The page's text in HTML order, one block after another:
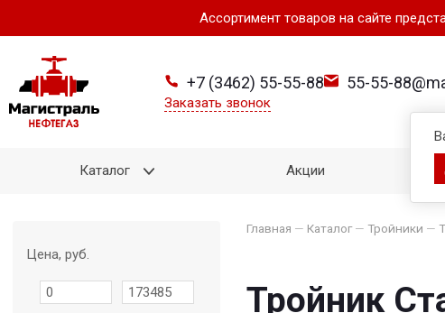
Ассортимент товаров на сайте
+7 (3462) 55-55-88
Заказать звонок
55-55-
Каталог Акции
Цена, руб.
Главная — Каталог — Тройники —
Тройник